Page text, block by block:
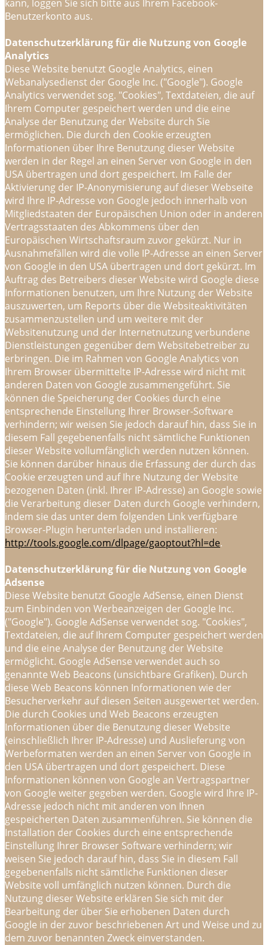
kann, loggen Sie sich bitte aus Ihrem Facebook-
Benutzerkonto aus.
Datenschutzerklärung für die Nutzung von Google
Analytics
Diese Website benutzt Google Analytics, einen
Webanalysedienst der Google Inc. ("Google"). Google
Analytics verwendet sog. "Cookies", Textdateien, die auf
Ihrem Computer gespeichert werden und die eine
Analyse der Benutzung der Website durch Sie
ermöglichen. Die durch den Cookie erzeugten
Informationen über Ihre Benutzung dieser Website
werden in der Regel an einen Server von Google in den
USA übertragen und dort gespeichert. Im Falle der
Aktivierung der IP-Anonymisierung auf dieser Webseite
wird Ihre IP-Adresse von Google jedoch innerhalb von
Mitgliedstaaten der Europäischen Union oder in anderen
Vertragsstaaten des Abkommens über den
Europäischen Wirtschaftsraum zuvor gekürzt. Nur in
Ausnahmefällen wird die volle IP-Adresse an einen Server
von Google in den USA übertragen und dort gekürzt. Im
Auftrag des Betreibers dieser Website wird Google diese
Informationen benutzen, um Ihre Nutzung der Website
auszuwerten, um Reports über die Websiteaktivitäten
zusammenzustellen und um weitere mit der
Websitenutzung und der Internetnutzung verbundene
Dienstleistungen gegenüber dem Websitebetreiber zu
erbringen. Die im Rahmen von Google Analytics von
Ihrem Browser übermittelte IP-Adresse wird nicht mit
anderen Daten von Google zusammengeführt. Sie
können die Speicherung der Cookies durch eine
entsprechende Einstellung Ihrer Browser-Software
verhindern; wir weisen Sie jedoch darauf hin, dass Sie in
diesem Fall gegebenenfalls nicht sämtliche Funktionen
dieser Website vollumfänglich werden nutzen können.
Sie können darüber hinaus die Erfassung der durch das
Cookie erzeugten und auf Ihre Nutzung der Website
bezogenen Daten (inkl. Ihrer IP-Adresse) an Google sowie
die Verarbeitung dieser Daten durch Google verhindern,
indem sie das unter dem folgenden Link verfügbare
Browser-Plugin herunterladen und installieren:
http://tools.google.com/dlpage/gaoptout?hl=de.
Datenschutzerklärung für die Nutzung von Google
Adsense
Diese Website benutzt Google AdSense, einen Dienst
zum Einbinden von Werbeanzeigen der Google Inc.
("Google"). Google AdSense verwendet sog. "Cookies",
Textdateien, die auf Ihrem Computer gespeichert werden
und die eine Analyse der Benutzung der Website
ermöglicht. Google AdSense verwendet auch so
genannte Web Beacons (unsichtbare Grafiken). Durch
diese Web Beacons können Informationen wie der
Besucherverkehr auf diesen Seiten ausgewertet werden.
Die durch Cookies und Web Beacons erzeugten
Informationen über die Benutzung dieser Website
(einschließlich Ihrer IP-Adresse) und Auslieferung von
Werbeformaten werden an einen Server von Google in
den USA übertragen und dort gespeichert. Diese
Informationen können von Google an Vertragspartner
von Google weiter gegeben werden. Google wird Ihre IP-
Adresse jedoch nicht mit anderen von Ihnen
gespeicherten Daten zusammenführen. Sie können die
Installation der Cookies durch eine entsprechende
Einstellung Ihrer Browser Software verhindern; wir
weisen Sie jedoch darauf hin, dass Sie in diesem Fall
gegebenenfalls nicht sämtliche Funktionen dieser
Website voll umfänglich nutzen können. Durch die
Nutzung dieser Website erklären Sie sich mit der
Bearbeitung der über Sie erhobenen Daten durch
Google in der zuvor beschriebenen Art und Weise und zu
dem zuvor benannten Zweck einverstanden.